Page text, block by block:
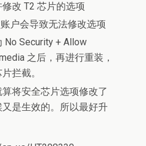
改 T2 芯片的选项
户会导致无法修改选项
No Security + Allow
之后，再进行重装，
拦截。
将安全芯片选项修改了
是生效的。所以最好升